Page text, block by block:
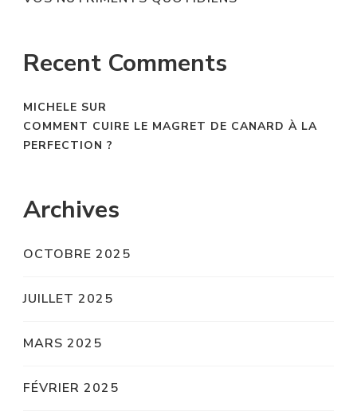
Recent Comments
MICHELE SUR
COMMENT CUIRE LE MAGRET DE CANARD À LA
PERFECTION ?
Archives
OCTOBRE 2025
JUILLET 2025
MARS 2025
FÉVRIER 2025